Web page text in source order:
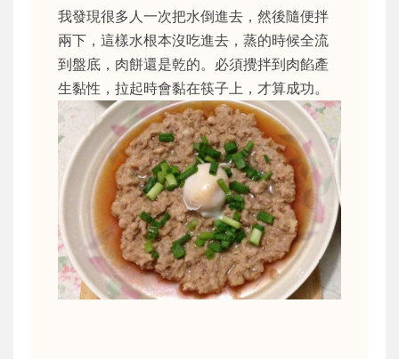
我發現很多人一次把水倒進去，然後隨便拌
兩下，這樣水根本沒吃進去，蒸的時候全流
到盤底，肉餅還是乾的。必須攪拌到肉餡產
生黏性，拉起時會黏在筷子上，才算成功。